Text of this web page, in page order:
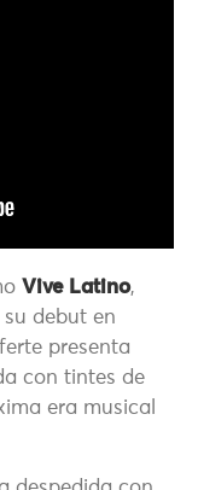
Vive Latino,
su debut en
presenta
con tintes de
era musical